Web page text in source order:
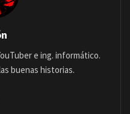
e ing. informático.
buenas historias.